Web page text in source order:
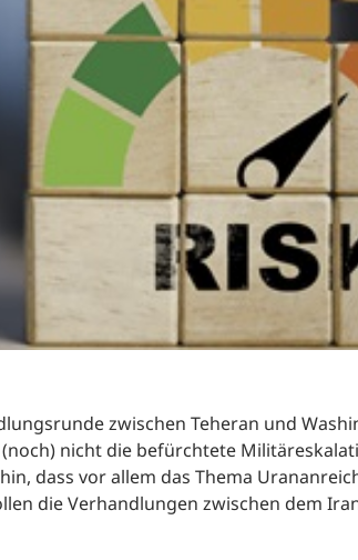
zwischen Teheran und
nicht die befürchtete
dass vor allem das Thema
die Verhandlungen zwischen dem